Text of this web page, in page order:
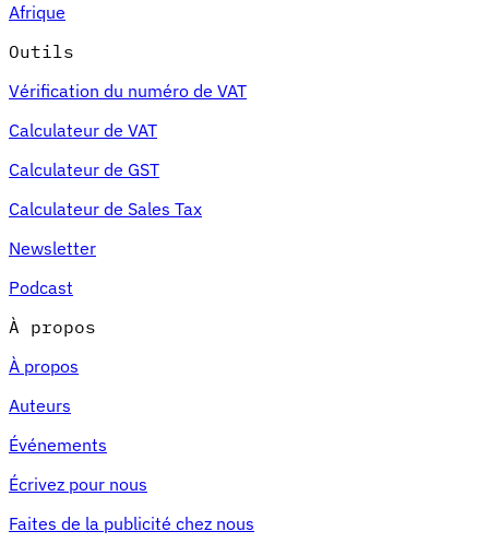
Afrique
Outils
Vérification du numéro de VAT
Calculateur de VAT
Calculateur de GST
Calculateur de Sales Tax
Newsletter
Podcast
À propos
À propos
Auteurs
Événements
Écrivez pour nous
Faites de la publicité chez nous